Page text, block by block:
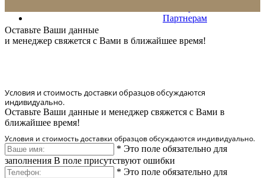
Партнерам
* Количество доставляемых образцов ограничено в 6 шт.
Оставьте Ваши данные
и менеджер свяжется с Вами в ближайшее время!
Условия и стоимость доставки образцов обсуждаются
индивидуально.
Оставьте Ваши данные и менеджер свяжется с Вами в
ближайшее время!
Условия и стоимость доставки образцов обсуждаются индивидуально.
* Это поле обязательно для
заполнения В поле присутствуют ошибки
* Это поле обязательно для